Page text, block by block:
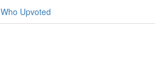
Who Upvoted